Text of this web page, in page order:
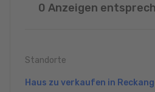
0 Anzeigen
Standorte
Haus zu verkaufen in